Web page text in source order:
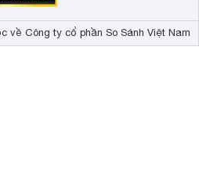
về Công ty cổ phần So Sánh Việt Nam